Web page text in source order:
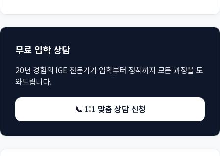
무료 입학 상담
20년 경험의 IGE 전문가가 입학부터 정착까지 모든 과정을 도
와드립니다.
📞 1:1 맞춤 상담 신청